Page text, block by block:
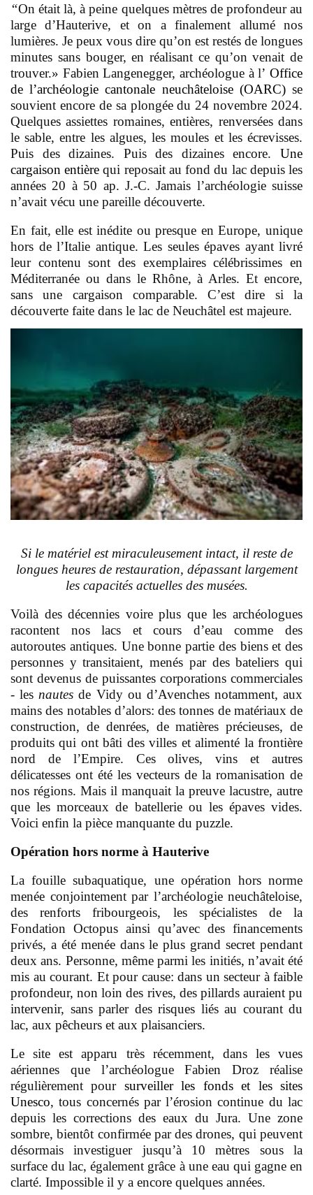
“On était là, à peine quelques mètres de profondeur au
large d’Hauterive, et on a finalement allumé nos
lumières. Je peux vous dire qu’on est restés de longues
minutes sans bouger, en réalisant ce qu’on venait de
trouver.» Fabien Langenegger, archéologue à l’ Office
de l’archéologie cantonale neuchâteloise (OARC)se
souvient encore de sa plongée du 24 novembre 2024.
Quelques assiettes romaines, entières, renversées dans
le sable, entre les algues, les moules et les écrevisses.
Puis des dizaines. Puis des dizaines encore. Une
cargaison entière qui reposait au fond du lac depuis les
années 20 à 50 ap. J.-C. Jamais l’archéologie suisse
n’avait vécu une pareille découverte.
En fait, elle est inédite ou presque en Europe, unique
hors de l’Italie antique. Les seules épaves ayant livré
leur contenu sont des exemplaires célébrissimes en
Méditerranée ou dans le Rhône, à Arles. Et encore,
sans une cargaison comparable. C’est dire si la
découverte faite dans le lac de Neuchâtel est majeure.
Si le matériel est miraculeusement intact, il reste de
longues heures de restauration, dépassant largement
les capacités actuelles des musées.
Voilà des décennies voire plus que les archéologues
racontent nos lacs et cours d’eau comme des
autoroutes antiques. Une bonne partie des biens et des
personnes y transitaient, menés par des bateliers qui
sont devenus de puissantes corporations commerciales
- lesnautesde Vidy ou d’Avenches notamment, aux
mains des notables d’alors: des tonnes de matériaux de
construction, de denrées, de matières précieuses, de
produits qui ont bâti des villes et alimenté la frontière
nord de l’Empire. Ces olives, vins et autres
délicatesses ont été les vecteurs de la romanisation de
nos régions. Mais il manquait la preuve lacustre, autre
que les morceaux de batellerie ou les épaves vides.
Voici enfin la pièce manquante du puzzle.
Opération hors norme à Hauterive
La fouille subaquatique, une opération hors norme
menée conjointement par l’archéologie neuchâteloise,
des renforts fribourgeois, les spécialistes de la
Fondation Octopus ainsi qu’avec des financements
privés, a été menée dans le plus grand secret pendant
deux ans. Personne, même parmi les initiés, n’avait été
mis au courant. Et pour cause: dans un secteur à faible
profondeur, non loin des rives, des pillards auraient pu
intervenir, sans parler des risques liés au courant du
lac, aux pêcheurs et aux plaisanciers.
Le site est apparu très récemment, dans les vues
aériennes que l’archéologue Fabien Droz réalise
régulièrement pour surveiller les fonds et les sites
Unesco, tous concernés par l’érosion continue du lac
depuis les corrections des eaux du Jura. Une zone
sombre, bientôt confirmée par des drones, qui peuvent
désormais investiguer jusqu’à 10 mètres sous la
surface du lac, également grâce à une eau qui gagne en
clarté. Impossible il y a encore quelques années.